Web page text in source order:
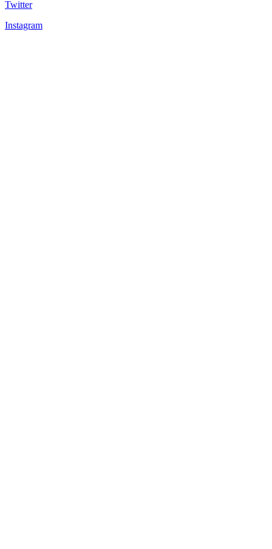
Twitter
Instagram